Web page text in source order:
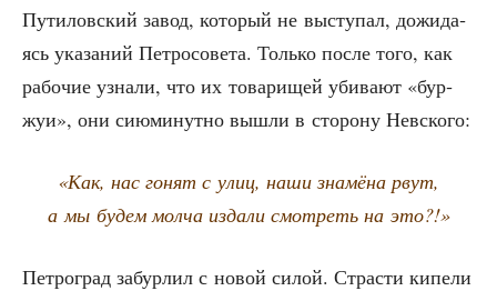
Пути­лов­ский завод, кото­рый не высту­пал, дожи­да­
ясь ука­за­ний Пет­ро­со­ве­та. Толь­ко после того, как
рабо­чие узна­ли, что их това­ри­щей уби­ва­ют «бур­
жуи», они сию­ми­нут­но вышли в сто­ро­ну Невского:
«Как, нас гонят с улиц, наши зна­мё­на рвут,
а мы будем мол­ча изда­ли смот­реть на это?!»
Пет­ро­град забур­лил с новой силой. Стра­сти кипе­ли